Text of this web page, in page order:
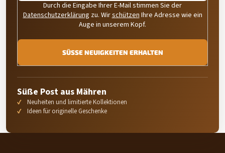
Durch die Eingabe Ihrer E-Mail stimmen Sie der
Datenschutzerklärung zu. WirschützenIhre Adresse wie ein
Auge in unserem Kopf.
SÜSSE NEUIGKEITEN ERHALTEN
Süße Post aus Mähren
Neuheiten und limitierte Kollektionen
Ideen für originelle Geschenke